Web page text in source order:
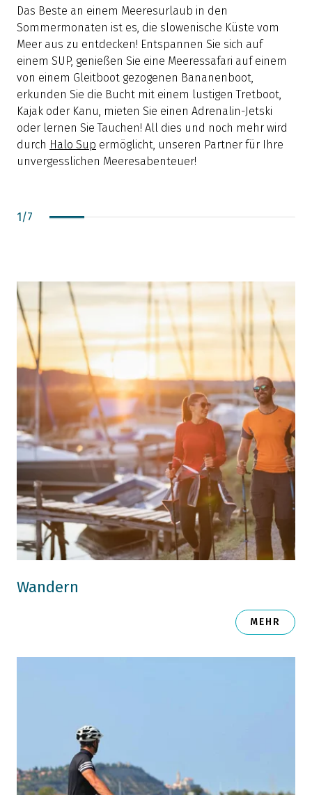
Das Beste an einem Meeresurlaub in den
Sommermonaten ist es, die slowenische Küste vom
Meer aus zu entdecken! Entspannen Sie sich auf
einem SUP, genießen Sie eine Meeressafari auf einem
von einem Gleitboot gezogenen Bananenboot,
erkunden Sie die Bucht mit einem lustigen Tretboot,
Kajak oder Kanu, mieten Sie einen Adrenalin-Jetski
oder lernen Sie Tauchen! All dies und noch mehr wird
durch Halo Sup ermöglicht, unseren Partner für Ihre
unvergesslichen Meeresabenteuer!
1/7
Wandern
MEHR